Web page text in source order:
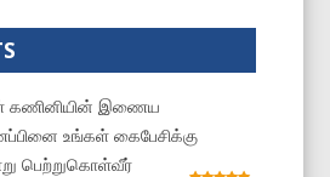
கணினியின் இணைய
உங்கள் கைபேசிக்கு
பெற்றுகொள்வீர்